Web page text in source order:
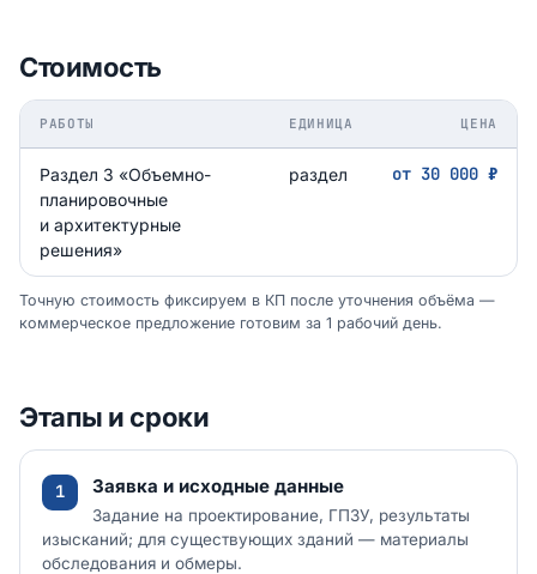
Стоимость
РАБОТЫ ЕДИНИЦА ЦЕНА
Раздел 3 «Объемно-
планировочные
и архитектурные
решения»
раздел от 30 000 ₽
Точную стоимость фиксируем в КП после уточнения объёма —
коммерческое предложение готовим за 1 рабочий день.
Этапы и сроки
Заявка и исходные данные
Задание на проектирование, ГПЗУ, результаты
изысканий; для существующих зданий — материалы
обследования и обмеры.